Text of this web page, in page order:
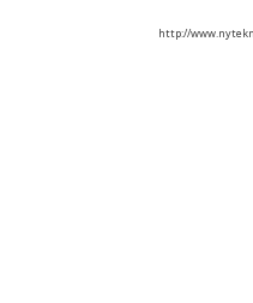
http://